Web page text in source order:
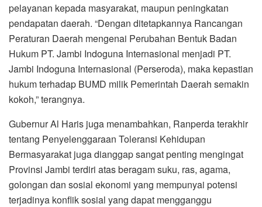
pelayanan kepada masyarakat, maupun peningkatan
pendapatan daerah. “Dengan ditetapkannya Rancangan
Peraturan Daerah mengenai Perubahan Bentuk Badan
Hukum PT. Jambi Indoguna Internasional menjadi PT.
Jambi Indoguna Internasional (Perseroda), maka kepastian
hukum terhadap BUMD milik Pemerintah Daerah semakin
kokoh,” terangnya.
Gubernur Al Haris juga menambahkan, Ranperda terakhir
tentang Penyelenggaraan Toleransi Kehidupan
Bermasyarakat juga dianggap sangat penting mengingat
Provinsi Jambi terdiri atas beragam suku, ras, agama,
golongan dan sosial ekonomi yang mempunyai potensi
terjadinya konflik sosial yang dapat mengganggu